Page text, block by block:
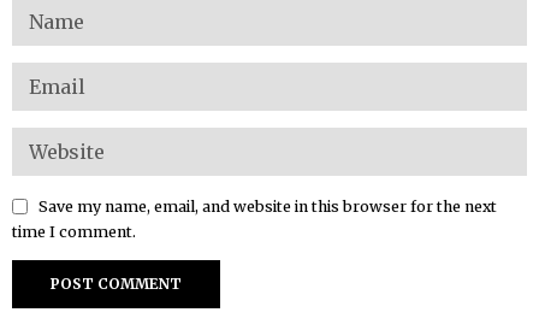
Save my name, email, and website in this browser for the next
time I comment.